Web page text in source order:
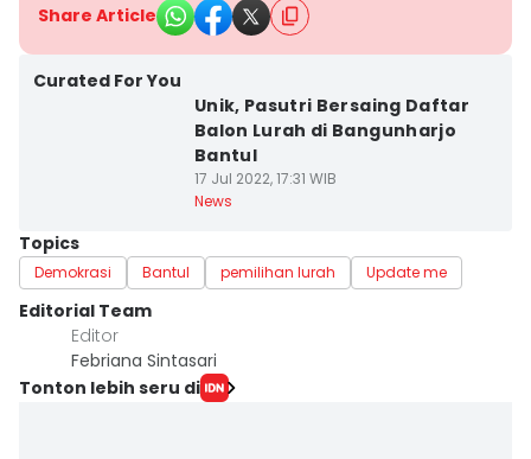
Share Article
Curated For You
Unik, Pasutri Bersaing Daftar
Balon Lurah di Bangunharjo
Bantul
17 Jul 2022, 17:31 WIB
News
Topics
Demokrasi Bantul pemilihan lurah Update me
Editorial Team
Editor
Febriana Sintasari
Tonton lebih seru di